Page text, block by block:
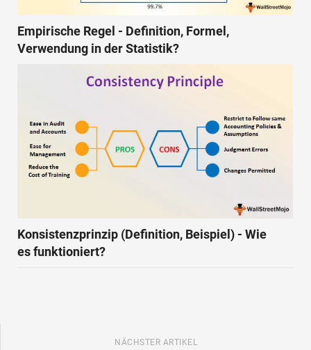
Empirische Regel - Definition, Formel,
Verwendung in der Statistik?
Konsistenzprinzip (Definition, Beispiel) - Wie
es funktioniert?
NÄCHSTER ARTIKEL